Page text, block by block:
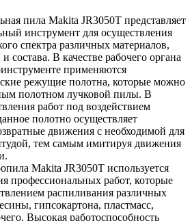
пила Makita JR3050T представляет
инструмент для осуществления
спектра различных материалов,
состава. В качестве рабочего органа
применяются
режущие полотна, которые можно
полотном лучковой пилы. В
работ под воздействием
полотно осуществляет
движения с необходимой для
тем самым имитируя движения
Makita JR3050T используется
профессиональных работ, которые
распиливания различных
гипсокартона, пластмасс,
Высокая работоспособность